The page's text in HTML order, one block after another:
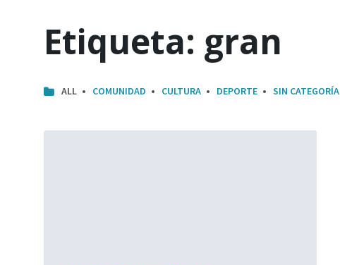
Etiqueta: gran
ALL COMUNIDAD CULTURA DEPORTE SIN CATEGORÍA